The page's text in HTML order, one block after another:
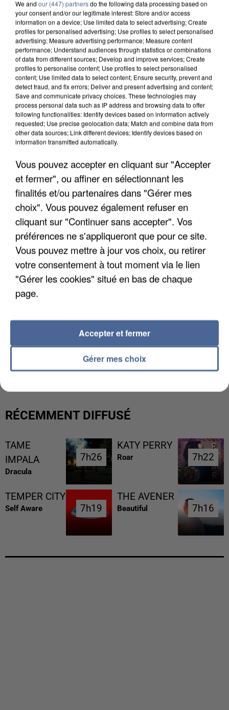
MAFIA INTERPELLÉ EN ALGÉRIE
UN SECOND CADRE DE LA DZ MAFIA
INTERPELLÉ EN ALGÉRIE
RÉCEMMENT DIFFUSÉ
TAME
IMPALA
Dracula
7h26
7h26
KATY PERRY
Roar 7h22
7h22
TEMPER CITY
Self Aware 7h19
7h19
THE AVENER
Beautiful 7h16
7h16
We and our (447) partnersdo the following data processing based on
your consent and/or our legitimate interest: Store and/or access
information on a device; Use limited data to select advertising; Create
profiles for personalised advertising; Use profiles to select personalised
advertising; Measure advertising performance; Measure content
performance; Understand audiences through statistics or combinations
of data from different sources; Develop and improve services; Create
profiles to personalise content; Use profiles to select personalised
content; Use limited data to select content; Ensure security, prevent and
detect fraud, and fix errors; Deliver and present advertising and content;
Save and communicate privacy choices. These technologies may
process personal data such as IP address and browsing data to offer
following functionalities: Identify devices based on information actively
requested; Use precise geolocation data; Match and combine data from
other data sources; Link different devices; Identify devices based on
information transmitted automatically.
Vous pouvez accepter en cliquant sur "Accepter
et fermer", ou affiner en sélectionnant les
finalités et/ou partenaires dans "Gérer mes
choix". Vous pouvez également refuser en
cliquant sur "Continuer sans accepter". Vos
préférences ne s'appliqueront que pour ce site.
Vous pouvez mettre à jour vos choix, ou retirer
votre consentement à tout moment via le lien
"Gérer les cookies" situé en bas de chaque
page.
Gérer mes choix
Accepter et fermer